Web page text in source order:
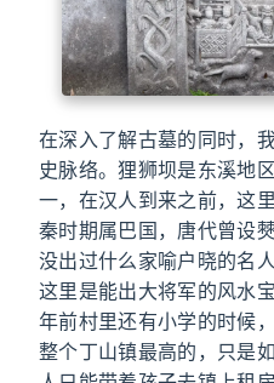
在深入了解古墓的同时，
史脉络。狸狮坝是东溪地
一，在汉人到来之前，这
秦时期属巴国，唐代曾设
没出过什么家喻户晓的名
这里是能出大将军的风水
年前村里还有小学的时候
整个丁山镇最高的，只是